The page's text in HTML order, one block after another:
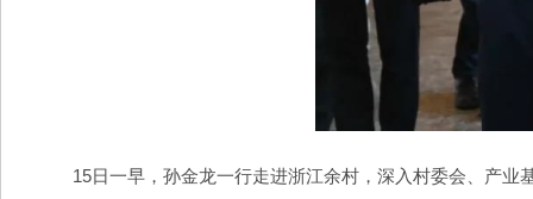
15日一早，孙金龙一行走进浙江余村，深入村委会、产业基